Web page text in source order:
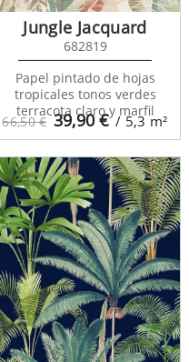
66,50 € 39,90€ / 5,3m²
Jungle Jacquard
682819
Papel pintado de hojas
tropicales tonos verdes
terracota claro y marfil